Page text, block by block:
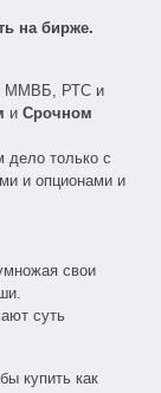
на бирже.
ММВБ, РТС и
и Срочном
дело только с
и опционами и
свои
суть
купить как